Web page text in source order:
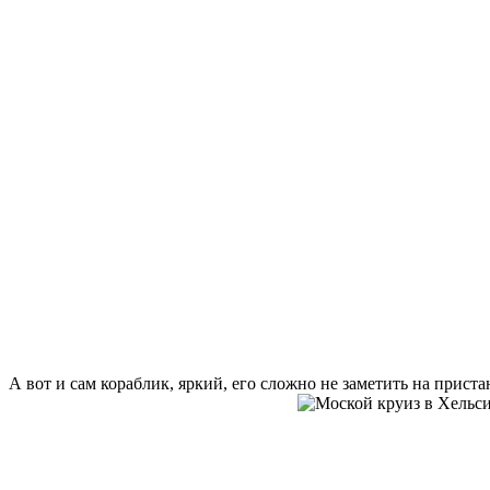
А вот и сам кораблик, яркий, его сложно не заметить на